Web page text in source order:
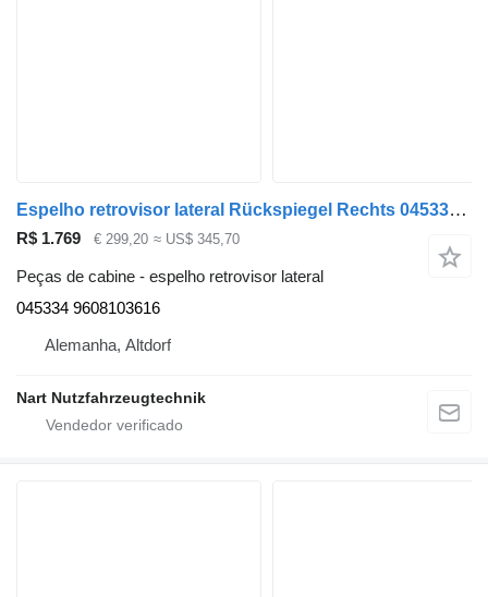
Espelho retrovisor lateral Rückspiegel Rechts 045334 para camião Mercedes-Benz Actros Chrome M
R$ 1.769 € 299,20 ≈ US$ 345,70
Peças de cabine - espelho retrovisor lateral
045334 9608103616
Alemanha, Altdorf
Nart Nutzfahrzeugtechnik